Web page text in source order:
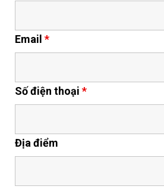
Email *
Số điện thoại *
Địa điểm